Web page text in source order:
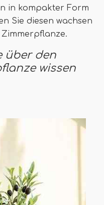
in kompakter Form
Sie diesen wachsen
Zimmerpflanze.
über den
wissen